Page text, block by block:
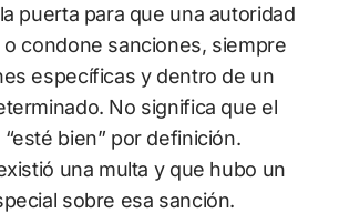
puerta para que una autoridad
condone sanciones, siempre
específicas y dentro de un
No significa que el
bien” por definición.
una multa y que hubo un
sobre esa sanción.